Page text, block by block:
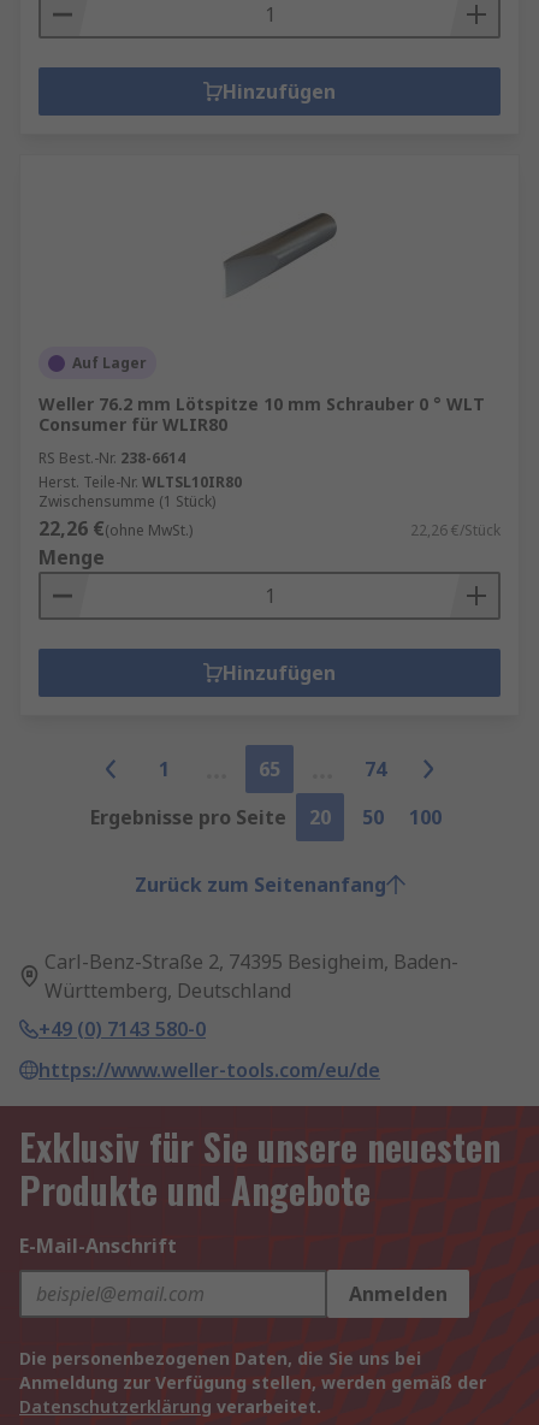
Hinzufügen
Auf Lager
Weller 76.2 mm Lötspitze 10 mm Schrauber 0 ° WLT
Consumer für WLIR80
RS Best.-Nr. 238-6614
Herst. Teile-Nr. WLTSL10IR80
Zwischensumme (1 Stück)
22,26 €(ohne MwSt.) 22,26 €/Stück
Menge
Hinzufügen
1 65
74
Ergebnisse pro Seite
20 50 100
Zurück zum Seitenanfang
Carl-Benz-Straße 2, 74395 Besigheim, Baden-
Württemberg, Deutschland
+49 (0) 7143 580-0
https://www.weller-tools.com/eu/de
Exklusiv für Sie unsere neuesten
Produkte und Angebote
E-Mail-Anschrift
Anmelden
Die personenbezogenen Daten, die Sie uns bei
Anmeldung zur Verfügung stellen, werden gemäß der
Datenschutzerklärung verarbeitet.